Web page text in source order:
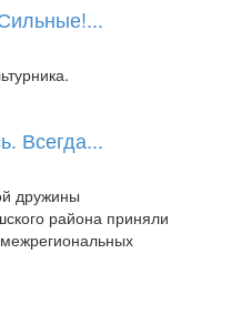
Всегда...
дружины
района приняли